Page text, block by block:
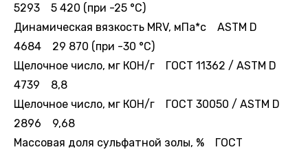
5293 5 420 (при -25 °С)
Динамическая вязкость MRV, мПа*с ASTM D
4684 29 870 (при -30 °С)
Щелочное число, мг КОН/г ГОСТ 11362 / ASTM D
4739 8,8
Щелочное число, мг КОН/г ГОСТ 30050 / ASTM D
2896 9,68
Массовая доля сульфатной золы, % ГОСТ